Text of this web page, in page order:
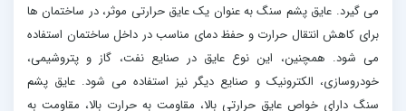
می گیرد. عایق پشم سنگ به عنوان یک عایق حرارتی موثر، در ساختمان ها
برای کاهش انتقال حرارت و حفظ دمای مناسب در داخل ساختمان استفاده
می شود. همچنین، این نوع عایق در صنایع نفت، گاز و پتروشیمی،
خودروسازی، الکترونیک و صنایع دیگر نیز استفاده می شود. عایق پشم
سنگ دارای خواص عایق حرارتی بالا، مقاومت به حرارت بالا، مقاومت به